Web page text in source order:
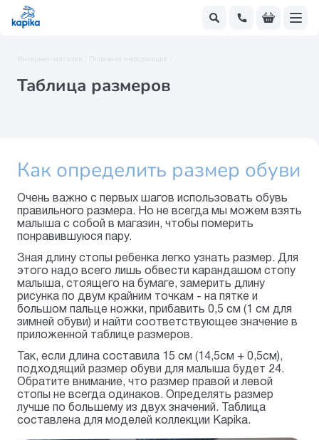
Интернет-магазин / Полезная информация /
Таблица размеров
Как определить размер обуви
Очень важно с первых шагов использовать обувь
правильного размера. Но не всегда мы можем взять
малыша с собой в магазин, чтобы померить
понравившуюся пару.
Зная длину стопы ребенка легко узнать размер. Для
этого надо всего лишь обвести карандашом стопу
малыша, стоящего на бумаге, замерить длину
рисунка по двум крайним точкам - на пятке и
большом пальце ножки, прибавить 0,5 см (1 см для
зимней обуви) и найти соответствующее значение в
приложенной таблице размеров.
Так, если длина составила 15 см (14,5см + 0,5см),
подходящий размер обуви для малыша будет 24.
Обратите внимание, что размер правой и левой
стопы не всегда одинаков. Определять размер
лучше по большему из двух значений. Таблица
составлена для моделей коллекции Kapika.